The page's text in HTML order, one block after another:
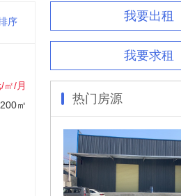
序
㎡/月
㎡
我要出租
我要求租
热门房源